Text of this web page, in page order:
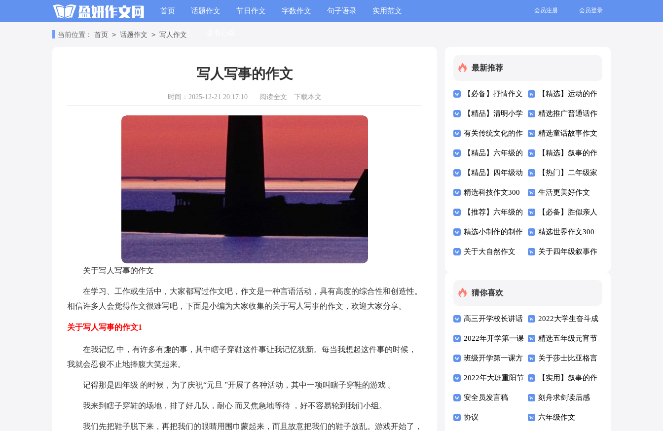
首页 话题作文 节日作文 字数作文 句子语录 实用范文
读书笔记
会员登录
会员注册
当前位置： 首页 > 话题作文 > 写人作文
写人写事的作文
时间：2025-12-21 20:17:10 阅读全文 下载本文
关于写人写事的作文
在学习、工作或生活中，大家都写过作文吧，作文是一种言语活动，具有高度的综合性和创造性。
相信许多人会觉得作文很难写吧，下面是小编为大家收集的关于写人写事的作文，欢迎大家分享。
关于写人写事的作文1
在我记忆 中，有许多有趣的事，其中瞎子穿鞋这件事让我记忆犹新。每当我想起这件事的时候，
我就会忍俊不止地捧腹大笑起来。
记得那是四年级 的时候，为了庆祝“元旦 ”开展了各种活动，其中一项叫瞎子穿鞋的游戏 。
我来到瞎子穿鞋的场地，排了好几队，耐心 而又焦急地等待 ，好不容易轮到我们小组。
我们先把鞋子脱下来，再把我们的眼睛用围巾蒙起来，而且故意把我们的鞋子放乱。游戏开始了，
最新推荐
【必备】抒情作文
300字四篇
【精选】运动的作
文300字汇编六篇
【精品】清明小学
生作文300字汇总
七篇
精选推广普通话作
文300字3篇
有关传统文化的作
文300字集合五篇
精选童话故事作文
300字合集8篇
【精品】六年级的
作文300字锦集五
篇
【精选】叙事的作
文300字汇编五篇
【精品】四年级动
物作文300字集锦
10篇
【热门】二年级家
的作文300字3篇
精选科技作文300
字九篇
生活更美好作文
300字3篇
【推荐】六年级的
作文300字汇总六
篇
【必备】胜似亲人
作文300字锦集八
篇
精选小制作的制作
作文300字集锦八
精选世界作文300
字3篇
关于大自然作文 关于四年级叙事作
猜你喜欢
高三开学校长讲话
稿（通用5篇）
2022大学生奋斗成
就梦想开学第一课
心得感悟（精选18
篇）
2022年开学第一课
学生心得（通用17
篇）
精选五年级元宵节
的作文七篇
班级开学第一课方
案（通用5篇）
关于莎士比亚格言
语录大全50句
2022年大班重阳节
方案范文（通用9
篇）
【实用】叙事的作
文300字8篇
安全员发言稿 刻舟求剑读后感
协议 六年级作文